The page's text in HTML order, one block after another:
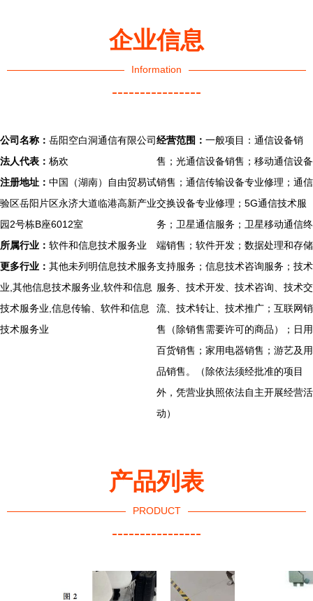
企业信息
Information
----------------
公司名称： 岳阳空白洞通信有限公司
法人代表： 杨欢
注册地址： 中国（湖南）自由贸易试
验区岳阳片区永济大道临港高新产业
园2号栋B座6012室
所属行业： 软件和信息技术服务业
更多行业： 其他未列明信息技术服务
业,其他信息技术服务业,软件和信息
技术服务业,信息传输、软件和信息
技术服务业
经营范围： 一般项目：通信设备销
售；光通信设备销售；移动通信设备
销售；通信传输设备专业修理；通信
交换设备专业修理；5G通信技术服
务；卫星通信服务；卫星移动通信终
端销售；软件开发；数据处理和存储
支持服务；信息技术咨询服务；技术
服务、技术开发、技术咨询、技术交
流、技术转让、技术推广；互联网销
售（除销售需要许可的商品）；日用
百货销售；家用电器销售；游艺及用
品销售。（除依法须经批准的项目
外，凭营业执照依法自主开展经营活
动）
产品列表
PRODUCT
----------------